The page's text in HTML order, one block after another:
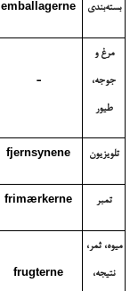
emballagerne بسته‌بندی
-
مرغ و
جوجه،
طیور
fjernsynene تلویزیون
frimærkerne تمبر
frugterne
میوه، ثمر،
نتیجه،